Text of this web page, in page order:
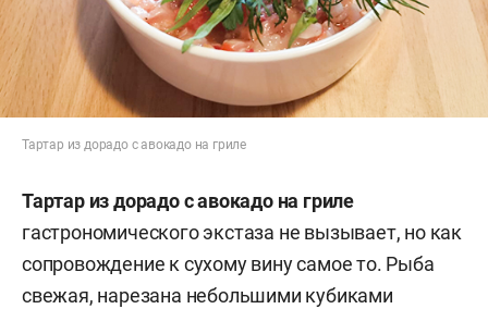
Тартар из дорадо с авокадо на гриле
Тартар из дорадо с авокадо на гриле
гастрономического экстаза не вызывает, но как
сопровождение к сухому вину самое то. Рыба
свежая, нарезана небольшими кубиками